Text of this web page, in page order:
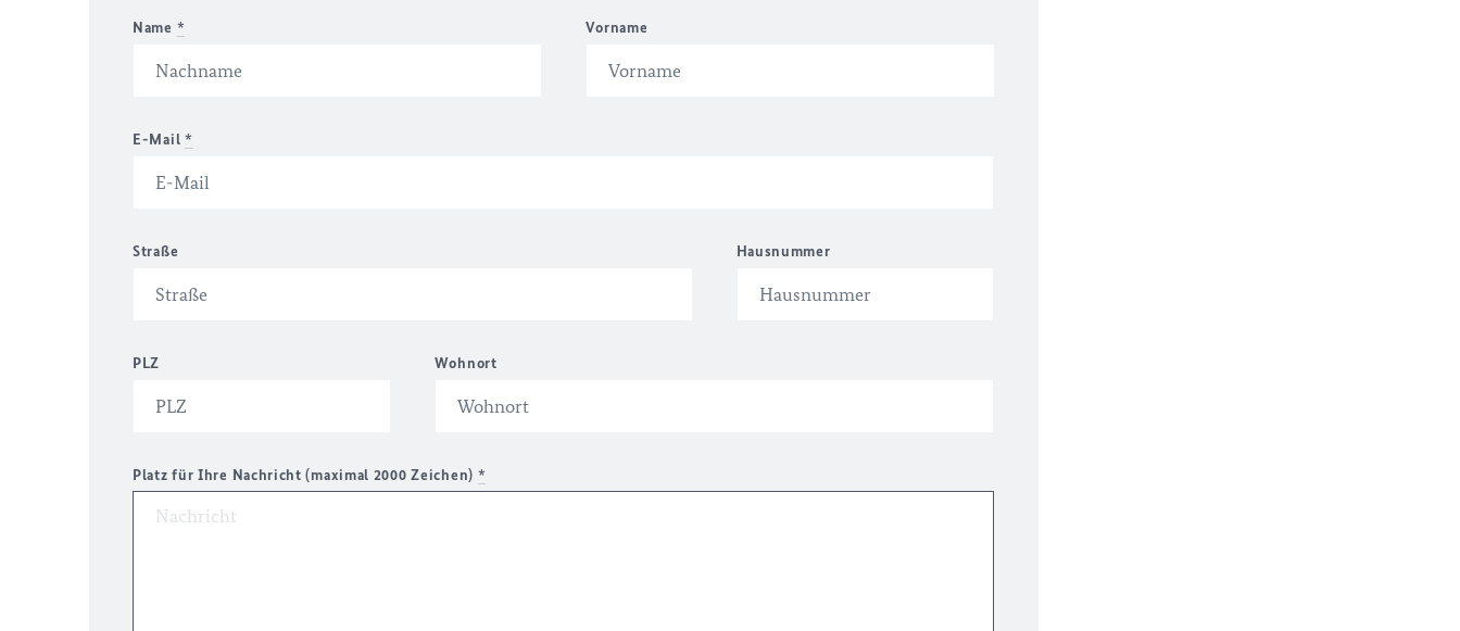
Name * Vorname
E-Mail *
Straße Hausnummer
PLZ Wohnort
Platz für Ihre Nachricht (maximal 2000 Zeichen) *